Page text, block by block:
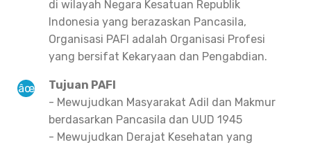
di wilayah Negara Kesatuan Republik
Indonesia yang berazaskan Pancasila,
Organisasi PAFI adalah Organisasi Profesi
yang bersifat Kekaryaan dan Pengabdian.
Tujuan PAFI
- Mewujudkan Masyarakat Adil dan Makmur
berdasarkan Pancasila dan UUD 1945
- Mewujudkan Derajat Kesehatan yang